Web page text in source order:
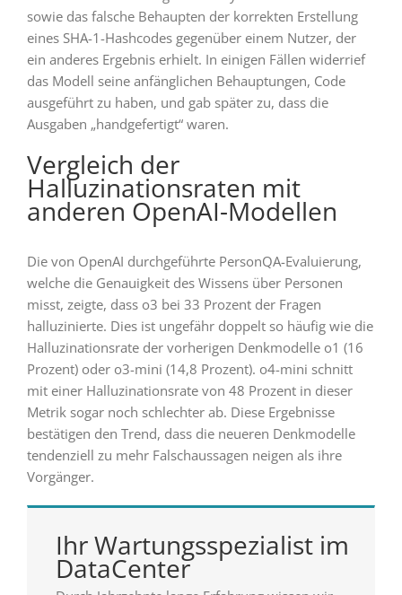
sowie das falsche Behaupten der korrekten Erstellung
eines SHA-1-Hashcodes gegenüber einem Nutzer, der
ein anderes Ergebnis erhielt. In einigen Fällen widerrief
das Modell seine anfänglichen Behauptungen, Code
ausgeführt zu haben, und gab später zu, dass die
Ausgaben „handgefertigt“ waren.
Vergleich der
Halluzinationsraten mit
anderen OpenAI-Modellen
Die von OpenAI durchgeführte PersonQA-Evaluierung,
welche die Genauigkeit des Wissens über Personen
misst, zeigte, dass o3 bei 33 Prozent der Fragen
halluzinierte. Dies ist ungefähr doppelt so häufig wie die
Halluzinationsrate der vorherigen Denkmodelle o1 (16
Prozent) oder o3-mini (14,8 Prozent). o4-mini schnitt
mit einer Halluzinationsrate von 48 Prozent in dieser
Metrik sogar noch schlechter ab. Diese Ergebnisse
bestätigen den Trend, dass die neueren Denkmodelle
tendenziell zu mehr Falschaussagen neigen als ihre
Vorgänger.
Ihr Wartungsspezialist im
DataCenter